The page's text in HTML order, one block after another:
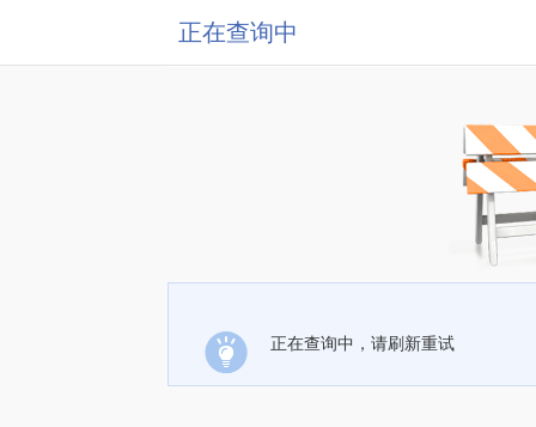
正在查询中
正在查询中，请刷新重试